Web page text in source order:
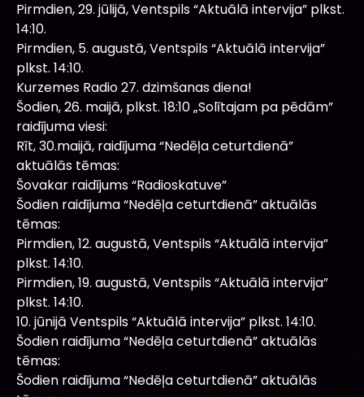
Pirmdien, 29. jūlijā, Ventspils “Aktuālā intervija” plkst.
14:10.
Pirmdien, 5. augustā, Ventspils “Aktuālā intervija”
plkst. 14:10.
Kurzemes Radio 27. dzimšanas diena!
Šodien, 26. maijā, plkst. 18:10 „Solītajam pa pēdām”
raidījuma viesi:
Rīt, 30.maijā, raidījuma “Nedēļa ceturtdienā”
aktuālās tēmas:
Šovakar raidījums “Radioskatuve”
Šodien raidījuma “Nedēļa ceturtdienā” aktuālās
tēmas:
Pirmdien, 12. augustā, Ventspils “Aktuālā intervija”
plkst. 14:10.
Pirmdien, 19. augustā, Ventspils “Aktuālā intervija”
plkst. 14:10.
10. jūnijā Ventspils “Aktuālā intervija” plkst. 14:10.
Šodien raidījuma “Nedēļa ceturtdienā” aktuālās
tēmas:
Šodien raidījuma “Nedēļa ceturtdienā” aktuālās